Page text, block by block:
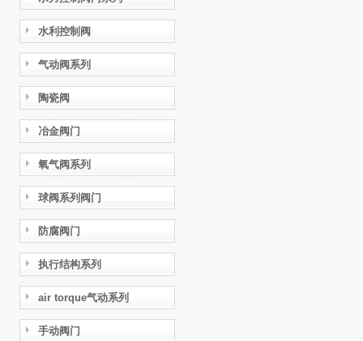
水利控制阀
气动阀系列
陶瓷阀
冶金阀门
氧气阀系列
球阀系列阀门
防腐阀门
执行结构系列
air torque气动系列
手动阀门